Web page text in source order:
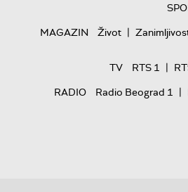
MAGAZIN
Život |
TV
RTS 1 |
RADIO
Radio Beograd 1 |